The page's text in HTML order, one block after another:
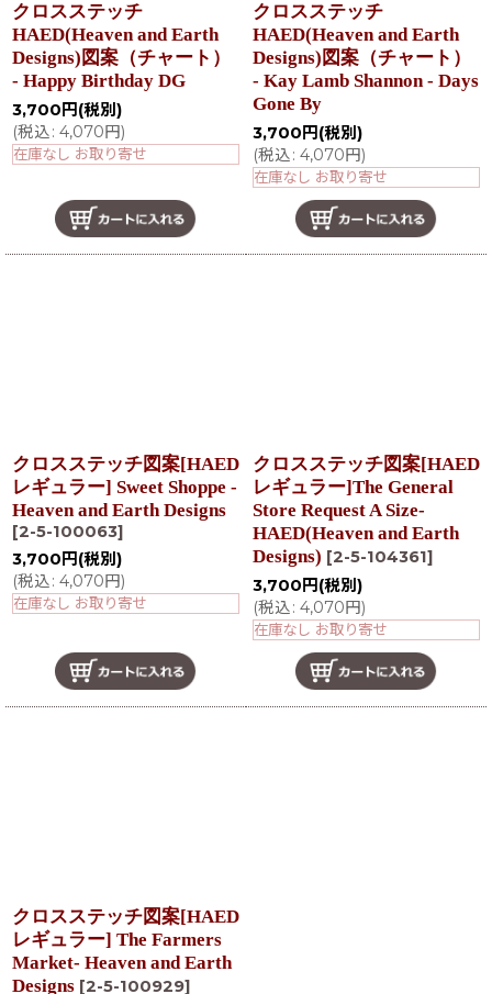
クロスステッチ
HAED(Heaven and Earth
Designs)図案（チャート）
- Happy Birthday DG
3,700 円 (税別)
(税込: 4,070円)
在庫なし お取り寄せ
クロスステッチ
HAED(Heaven and Earth
Designs)図案（チャート）
- Kay Lamb Shannon - Days
Gone By
3,700 円 (税別)
(税込: 4,070円)
在庫なし お取り寄せ
クロスステッチ図案[HAED
レギュラー] Sweet Shoppe -
Heaven and Earth Designs
[2-5-100063]
3,700 円 (税別)
(税込: 4,070円)
在庫なし お取り寄せ
クロスステッチ図案[HAED
レギュラー]The General
Store Request A Size-
HAED(Heaven and Earth
Designs) [2-5-104361]
3,700 円 (税別)
(税込: 4,070円)
在庫なし お取り寄せ
クロスステッチ図案[HAED
レギュラー] The Farmers
Market- Heaven and Earth
Designs [2-5-100929]